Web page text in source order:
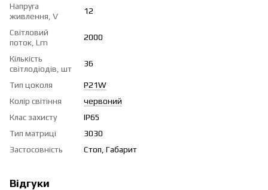
Напруга
живлення, V
12
Світловий
поток, Lm
2000
Кількість
світлодіодів, шт
36
Тип цоколя
P21W
Колір світіння
червоний
Клас захисту
IP65
Тип матриці
3030
Застосовність
Стоп, Габарит
Відгуки